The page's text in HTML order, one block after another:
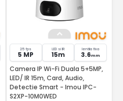
25 fps
5 MP
LED si IR
15m
lentila fixa
3.6mm
Camera IP Wi-Fi Duala 5+5MP,
LED/ IR 15m, Card, Audio,
Detectie Smart - Imou IPC-
S2XP-10M0WED